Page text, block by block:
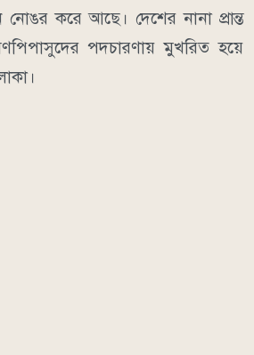
করে আছে। দেশের নানা প্রান্ত
পদচারণায় মুখরিত হয়ে